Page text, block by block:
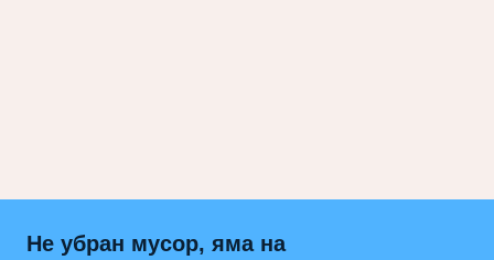
Не убран мусор, яма на